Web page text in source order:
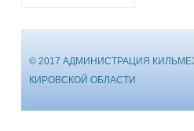
© 2017 АДМИНИСТРАЦИЯ
КИРОВСКОЙ ОБЛАСТИ